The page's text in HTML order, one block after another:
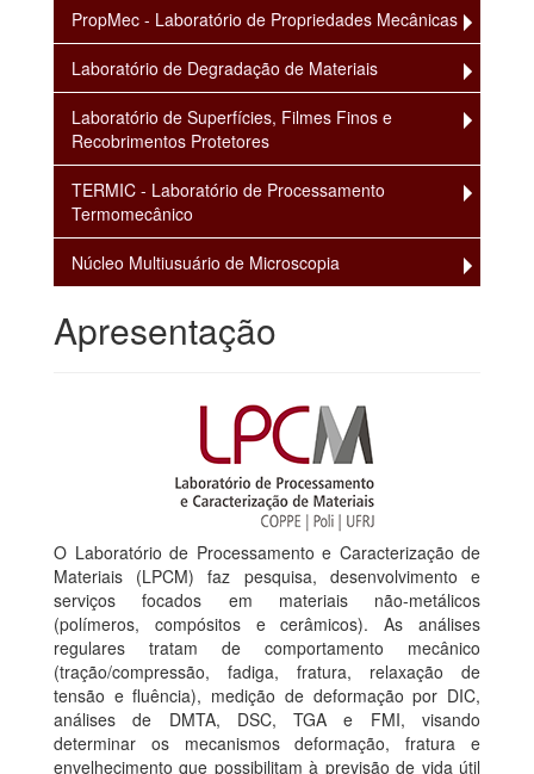
PropMec - Laboratório de Propriedades Mecânicas
Laboratório de Degradação de Materiais
Laboratório de Superfícies, Filmes Finos e
Recobrimentos Protetores
TERMIC - Laboratório de Processamento
Termomecânico
Núcleo Multiusuário de Microscopia
Apresentação
O Laboratório de Processamento e Caracterização de
Materiais (LPCM) faz pesquisa, desenvolvimento e
serviços focados em materiais não-metálicos
(polímeros, compósitos e cerâmicos). As análises
regulares tratam de comportamento mecânico
(tração/compressão, fadiga, fratura, relaxação de
tensão e fluência), medição de deformação por DIC,
análises de DMTA, DSC, TGA e FMI, visando
determinar os mecanismos deformação, fratura e
envelhecimento que possibilitam à previsão de vida útil